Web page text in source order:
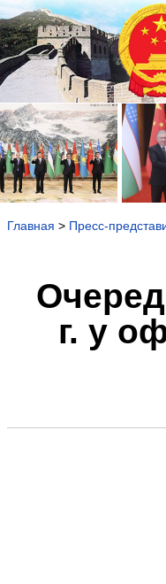
Главная > Пресс-
г. у